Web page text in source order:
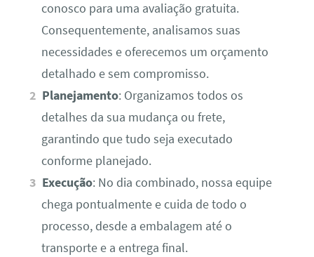
conosco para uma avaliação gratuita.
Consequentemente, analisamos suas
necessidades e oferecemos um orçamento
detalhado e sem compromisso.
Planejamento: Organizamos todos os
detalhes da sua mudança ou frete,
garantindo que tudo seja executado
conforme planejado.
Execução: No dia combinado, nossa equipe
chega pontualmente e cuida de todo o
processo, desde a embalagem até o
transporte e a entrega final.